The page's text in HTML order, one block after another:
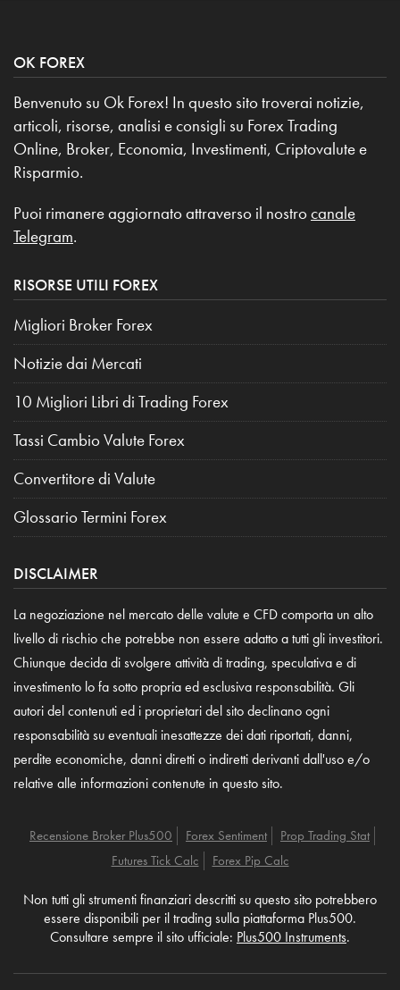
OK FOREX
Benvenuto su Ok Forex! In questo sito troverai notizie,
articoli, risorse, analisi e consigli su Forex Trading
Online, Broker, Economia, Investimenti, Criptovalute e
Risparmio.
Puoi rimanere aggiornato attraverso il nostro canale
Telegram.
RISORSE UTILI FOREX
Migliori Broker Forex
Notizie dai Mercati
10 Migliori Libri di Trading Forex
Tassi Cambio Valute Forex
Convertitore di Valute
Glossario Termini Forex
DISCLAIMER
La negoziazione nel mercato delle valute e CFD comporta un alto
livello di rischio che potrebbe non essere adatto a tutti gli investitori.
Chiunque decida di svolgere attività di trading, speculativa e di
investimento lo fa sotto propria ed esclusiva responsabilità. Gli
autori del contenuti ed i proprietari del sito declinano ogni
responsabilità su eventuali inesattezze dei dati riportati, danni,
perdite economiche, danni diretti o indiretti derivanti dall'uso e/o
relative alle informazioni contenute in questo sito.
Recensione Broker Plus500 Forex Sentiment
Prop Trading Stat
Futures Tick Calc
Forex Pip Calc
Non tutti gli strumenti finanziari descritti su questo sito potrebbero
essere disponibili per il trading sulla piattaforma Plus500.
Consultare sempre il sito ufficiale: Plus500 Instruments.